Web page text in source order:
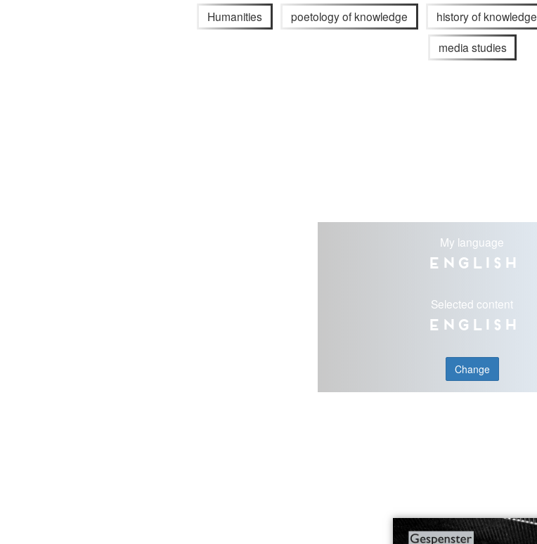
Humanities poetology of knowledge history of knowledge
media studies
My language
English
Selected content
English
Change